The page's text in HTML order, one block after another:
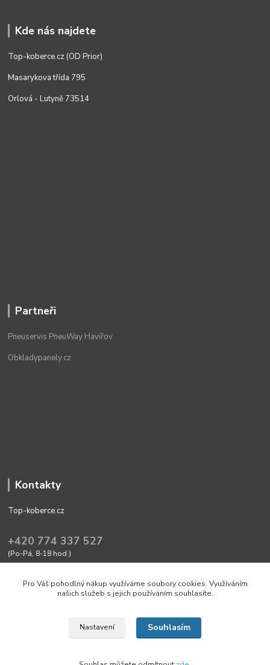
Kde nás najdete
Top-koberce.cz (OD Prior)
Masarykova třída 795
Orlová - Lutyně 73514
Partneři
Pneuservis PneuWay Havířov
Obkladypanely.cz
Kontakty
Top-koberce.cz
+420 774 337 527
(Po-Pá, 8-18 hod.)
Friendly shop with quality goods Top-koberce.cz
Pro Váš pohodlný nákup využíváme soubory cookies. Využíváním
našich služeb s jejich používáním souhlasíte.
Nastavení Souhlasím